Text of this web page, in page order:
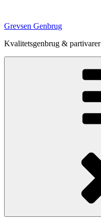
indhold
Grevsen Genbrug
Kvalitetsgenbrug & partivarer